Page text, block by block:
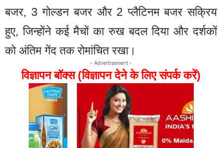
बजर, 3 गोल्डन बजर और 2 प्लैटिनम बजर सक्रिय
हुए, जिन्होंने कई मैचों का रुख बदल दिया और दर्शकों
को अंतिम गेंद तक रोमांचित रखा।
- Advertisement -
विज्ञापन बॉक्स (विज्ञापन देने के लिए संपर्क करें)